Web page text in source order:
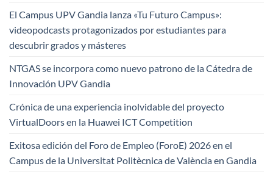
El Campus UPV Gandia lanza «Tu Futuro Campus»:
videopodcasts protagonizados por estudiantes para
descubrir grados y másteres
NTGAS se incorpora como nuevo patrono de la Cátedra de
Innovación UPV Gandia
Crónica de una experiencia inolvidable del proyecto
VirtualDoors en la Huawei ICT Competition
Exitosa edición del Foro de Empleo (ForoE) 2026 en el
Campus de la Universitat Politècnica de València en Gandia